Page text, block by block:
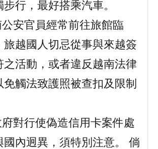
行，最好搭乘汽車。
安官員經常前往旅館臨
旅越國人切忌從事與來越簽
之活動，或者違反越南法律
免觸法致護照被查扣及限制
對行使偽造信用卡案件處
國內迥異，須特別注意。 倘